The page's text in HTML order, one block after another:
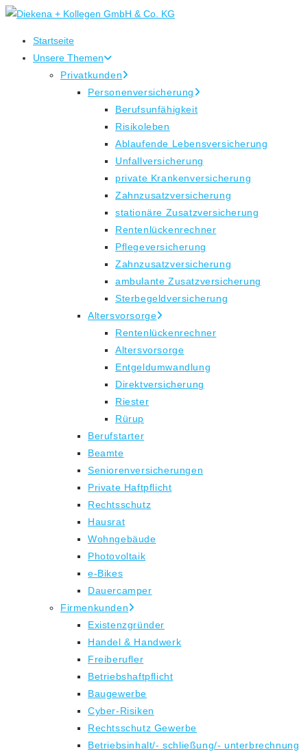
Zum
springen
Startseite
Unsere Themen
Privatkunden
Personenversicherung
Berufsunfähigkeit
Risikoleben
Ablaufende Lebensversicherung
Unfallversicherung
private Krankenversicherung
Zahnzusatzversicherung
stationäre Zusatzversicherung
Rentenlückenrechner
Pflegeversicherung
Zahnzusatzversicherung
ambulante Zusatzversicherung
Sterbegeldversicherung
Altersvorsorge
Rentenlückenrechner
Altersvorsorge
Entgeldumwandlung
Direktversicherung
Riester
Rürup
Berufstarter
Beamte
Seniorenversicherungen
Private Haftpflicht
Rechtsschutz
Hausrat
Wohngebäude
Photovoltaik
e-Bikes
Dauercamper
Firmenkunden
Existenzgründer
Handel & Handwerk
Freiberufler
Betriebshaftpflicht
Baugewerbe
Cyber-Risiken
Rechtsschutz Gewerbe
Betriebsinhalt/- schließung/- unterbrechnung